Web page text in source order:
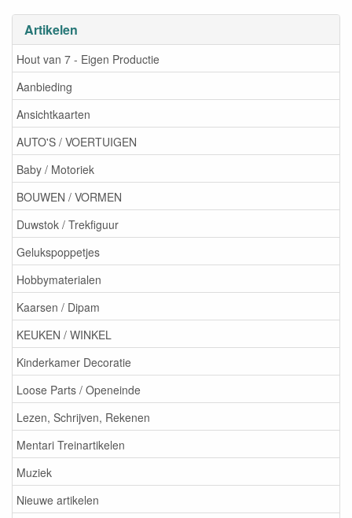
Artikelen
Hout van 7 - Eigen Productie
Aanbieding
Ansichtkaarten
AUTO'S / VOERTUIGEN
Baby / Motoriek
BOUWEN / VORMEN
Duwstok / Trekfiguur
Gelukspoppetjes
Hobbymaterialen
Kaarsen / Dipam
KEUKEN / WINKEL
Kinderkamer Decoratie
Loose Parts / Openeinde
Lezen, Schrijven, Rekenen
Mentari Treinartikelen
Muziek
Nieuwe artikelen